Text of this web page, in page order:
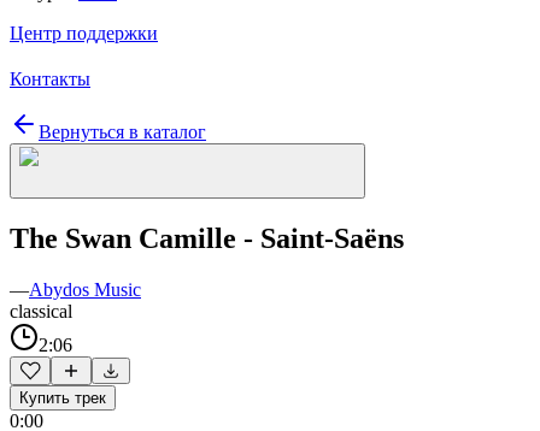
Центр поддержки
Контакты
Вернуться в каталог
The Swan Camille - Saint-Saëns
—Abydos Music
classical
2:06
Купить трек
0:00